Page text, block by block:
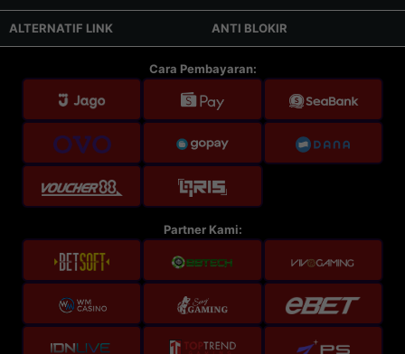
ALTERNATIF LINK ANTI BLOKIR
Cara Pembayaran:
Partner Kami: